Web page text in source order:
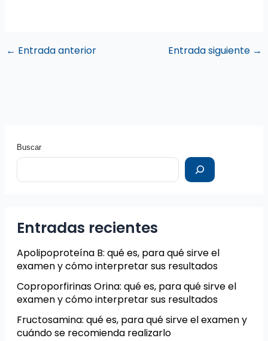
← Entrada anterior Entrada siguiente →
Buscar
Entradas recientes
Apolipoproteína B: qué es, para qué sirve el
examen y cómo interpretar sus resultados
Coproporfirinas Orina: qué es, para qué sirve el
examen y cómo interpretar sus resultados
Fructosamina: qué es, para qué sirve el examen y
cuándo se recomienda realizarlo